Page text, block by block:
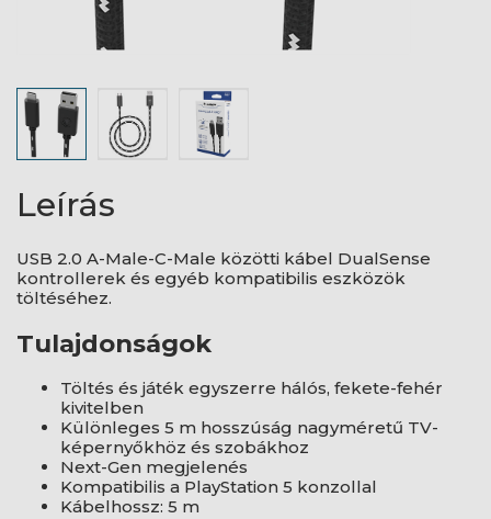
Leírás
USB 2.0 A-Male-C-Male közötti kábel DualSense
kontrollerek és egyéb kompatibilis eszközök
töltéséhez.
Tulajdonságok
Töltés és játék egyszerre hálós, fekete-fehér
kivitelben
Különleges 5 m hosszúság nagyméretű TV-
képernyőkhöz és szobákhoz
Next-Gen megjelenés
Kompatibilis a PlayStation 5 konzollal
Kábelhossz: 5 m